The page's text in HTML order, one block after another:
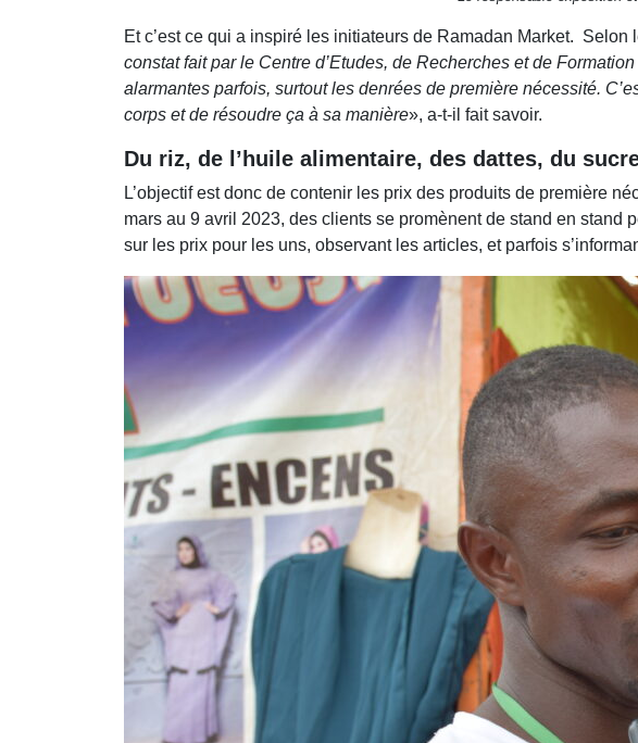
Et c’est ce qui a inspiré les initiateurs de Ramadan Market.
constat fait par le Centre d’Etudes, de Recherches et de
alarmantes parfois, surtout les denrées de première nécessité.
corps et de résoudre ça à sa manière», a-t-il fait savoir.
Du riz, de l’huile alimentaire, des dattes, du
L’objectif est donc de contenir les prix des produits de première
mars au 9 avril 2023, des clients se promènent de stand en stand
sur les prix pour les uns, observant les articles, et parfois